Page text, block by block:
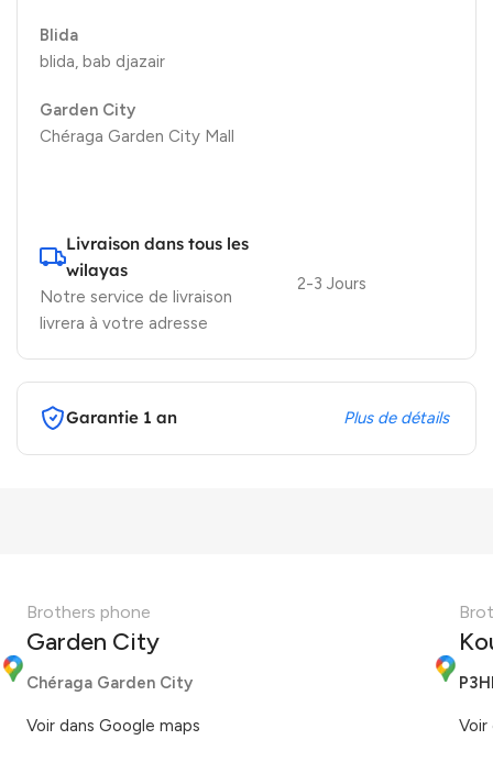
Blida
blida, bab djazair
Garden City
Chéraga Garden City Mall
Livraison dans tous les
wilayas
Notre service de livraison
livrera à votre adresse
2-3 Jours
Garantie 1 an Plus de détails
Brothers phone
Garden City
Chéraga Garden City
Voir dans Google maps Voir